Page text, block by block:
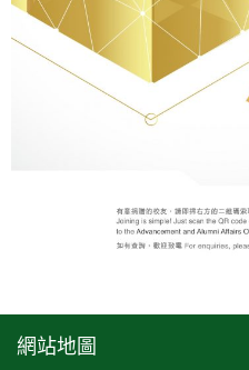
網站地圖